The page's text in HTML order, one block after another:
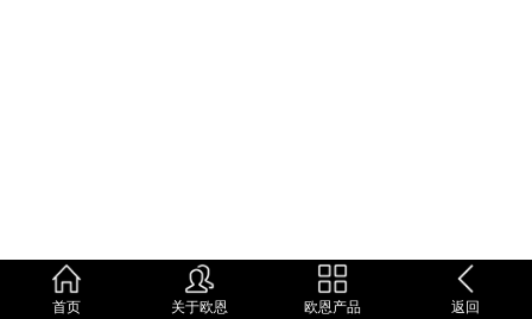
首页 关于欧恩 欧恩产品 返回